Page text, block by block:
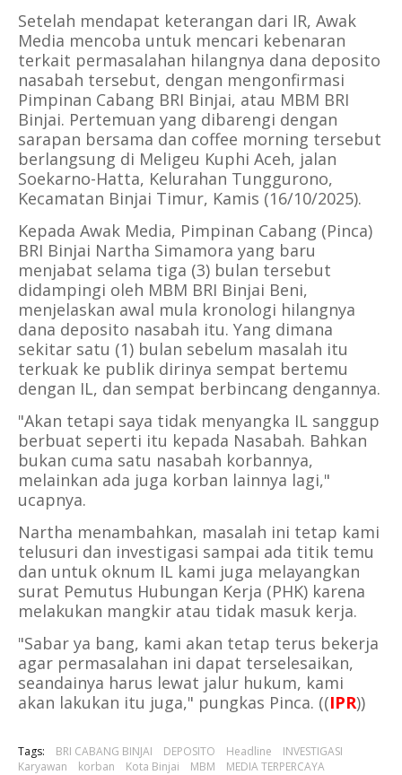
Setelah mendapat keterangan dari IR, Awak
Media mencoba untuk mencari kebenaran
terkait permasalahan hilangnya dana deposito
nasabah tersebut, dengan mengonfirmasi
Pimpinan Cabang BRI Binjai, atau MBM BRI
Binjai. Pertemuan yang dibarengi dengan
sarapan bersama dan coffee morning tersebut
berlangsung di Meligeu Kuphi Aceh, jalan
Soekarno-Hatta, Kelurahan Tunggurono,
Kecamatan Binjai Timur, Kamis (16/10/2025).
Kepada Awak Media, Pimpinan Cabang (Pinca)
BRI Binjai Nartha Simamora yang baru
menjabat selama tiga (3) bulan tersebut
didampingi oleh MBM BRI Binjai Beni,
menjelaskan awal mula kronologi hilangnya
dana deposito nasabah itu. Yang dimana
sekitar satu (1) bulan sebelum masalah itu
terkuak ke publik dirinya sempat bertemu
dengan IL, dan sempat berbincang dengannya.
"Akan tetapi saya tidak menyangka IL sanggup
berbuat seperti itu kepada Nasabah. Bahkan
bukan cuma satu nasabah korbannya,
melainkan ada juga korban lainnya lagi,"
ucapnya.
Nartha menambahkan, masalah ini tetap kami
telusuri dan investigasi sampai ada titik temu
dan untuk oknum IL kami juga melayangkan
surat Pemutus Hubungan Kerja (PHK) karena
melakukan mangkir atau tidak masuk kerja.
"Sabar ya bang, kami akan tetap terus bekerja
agar permasalahan ini dapat terselesaikan,
seandainya harus lewat jalur hukum, kami
akan lakukan itu juga," pungkas Pinca. ((IPR))
Tags: BRI CABANG BINJAI DEPOSITO Headline
INVESTIGASI
Karyawan
korban Kota Binjai MBM
MEDIA TERPERCAYA